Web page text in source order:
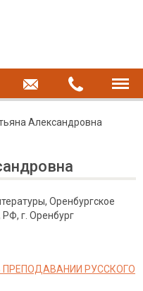
Александровна
Оренбургское
г. Оренбург
РУССКОГО